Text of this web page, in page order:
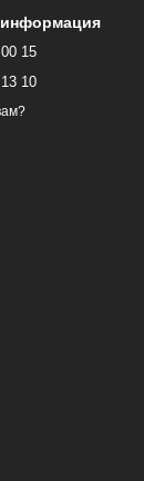
информация
15
10